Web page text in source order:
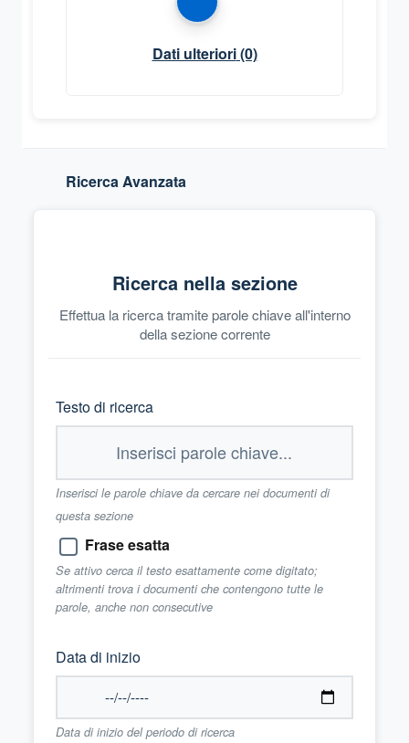
Dati ulteriori(0)
Ricerca Avanzata
Ricerca nella sezione
Effettua la ricerca tramite parole chiave all'interno
della sezione corrente
Testo di ricerca
Inserisci le parole chiave da cercare nei documenti di
questa sezione
Frase esatta
Se attivo cerca il testo esattamente come digitato;
altrimenti trova i documenti che contengono tutte le
parole, anche non consecutive
Data di inizio
Data di inizio del periodo di ricerca